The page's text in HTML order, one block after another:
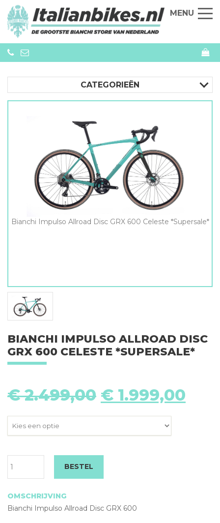
MENU
CATEGORIEËN
Bianchi Impulso Allroad Disc GRX 600 Celeste *Supersale*
BIANCHI IMPULSO ALLROAD DISC
GRX 600 CELESTE *SUPERSALE*
€2.499,00 prijs
was:
€ 2.499,00.
€ 1.999,00
Impulso
Allroad
GRX
600
BESTEL
OMSCHRIJVING
Bianchi Impulso Allroad Disc GRX 600